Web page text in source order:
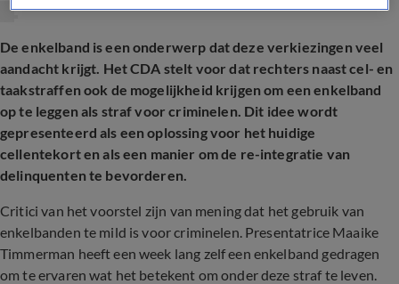
De enkelband is een onderwerp dat deze verkiezingen veel
aandacht krijgt. Het CDA stelt voor dat rechters naast cel- en
taakstraffen ook de mogelijkheid krijgen om een enkelband
op te leggen als straf voor criminelen. Dit idee wordt
gepresenteerd als een oplossing voor het huidige
cellentekort en als een manier om de re-integratie van
delinquenten te bevorderen.
Critici van het voorstel zijn van mening dat het gebruik van
enkelbanden te mild is voor criminelen. Presentatrice Maaike
Timmerman heeft een week lang zelf een enkelband gedragen
om te ervaren wat het betekent om onder deze straf te leven.